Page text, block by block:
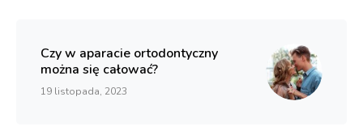
Czy w aparacie ortodontyczny
można się całować?
19 listopada, 2023